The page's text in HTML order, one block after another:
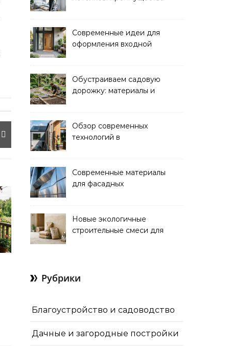
Современные идеи для
оформления входной
Обустраиваем садовую
дорожку: материалы и
Обзор современных
технологий в
домов
Современные материалы
для фасадных
новинок
Новые экологичные
строительные смеси для
Рубрики
Благоустройство и садоводство
Дачные и загородные постройки